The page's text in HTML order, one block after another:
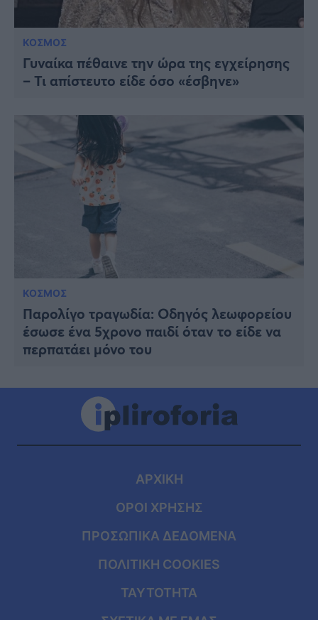
ΚΟΣΜΟΣ
Γυναίκα πέθαινε την ώρα της εγχείρησης
– Τι απίστευτο είδε όσο «έσβηνε»
ΚΟΣΜΟΣ
Παρολίγο τραγωδία: Οδηγός λεωφορείου
έσωσε ένα 5χρονο παιδί όταν το είδε να
περπατάει μόνο του
ΑΡΧΙΚΗ
ΟΡΟΙ ΧΡΗΣΗΣ
ΠΡΟΣΩΠΙΚΑ ΔΕΔΟΜΕΝΑ
ΠΟΛΙΤΙΚΗ COOKIES
ΤΑΥΤΟΤΗΤΑ